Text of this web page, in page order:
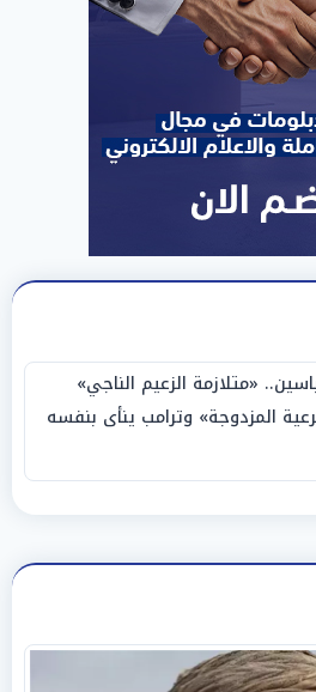
«متلازمة الزعيم الناجي»
المزدوجة» وترامب ينأى بنفسه
«ميتم استراتيجي»